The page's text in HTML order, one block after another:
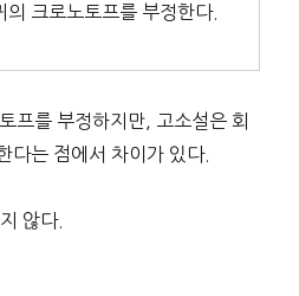
크로노토프를 부정한다.
프를 부정하지만, 고소설은 회
다는 점에서 차이가 있다.
않다.